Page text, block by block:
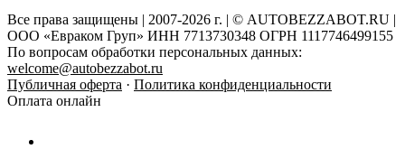
Все права защищены | 2007-2026 г. | © AUTOBEZZABOT.RU |
ООО «Евраком Груп» ИНН 7713730348 ОГРН 1117746499155
По вопросам обработки персональных данных:
welcome@autobezzabot.ru
Публичная оферта · Политика конфиденциальности
Оплата онлайн